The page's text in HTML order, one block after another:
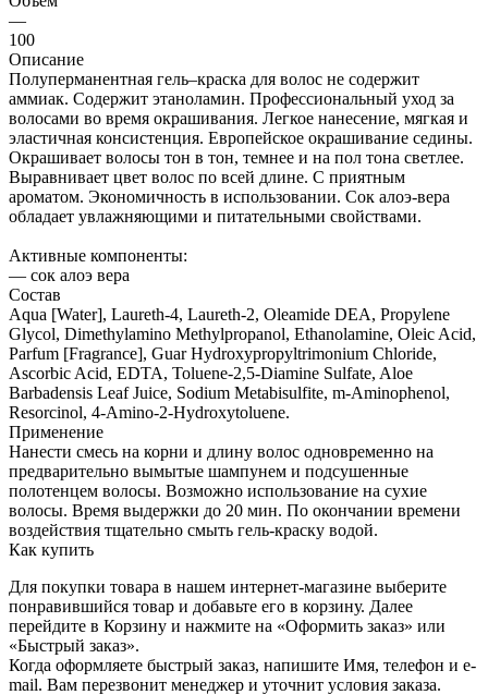
—
100
Описание
Полуперманентная гель–краска для волос не содержит
аммиак. Содержит этаноламин. Профессиональный уход за
волосами во время окрашивания. Легкое нанесение, мягкая и
эластичная консистенция. Европейское окрашивание седины.
Окрашивает волосы тон в тон, темнее и на пол тона светлее.
Выравнивает цвет волос по всей длине. С приятным
ароматом. Экономичность в использовании. Сок алоэ-вера
обладает увлажняющими и питательными свойствами.
Активные компоненты:
— сок алоэ вера
Состав
Aqua [Water], Laureth-4, Laureth-2, Oleamide DEA, Propylene
Glycol, Dimethylamino Methylpropanol, Ethanolamine, Oleic Acid,
Parfum [Fragrance], Guar Hydroxypropyltrimonium Chloride,
Ascorbic Acid, EDTA, Toluene-2,5-Diamine Sulfate, Aloe
Barbadensis Leaf Juice, Sodium Metabisulfite, m-Aminophenol,
Resorcinol, 4-Amino-2-Hydroxytoluene.
Применение
Нанести смесь на корни и длину волос одновременно на
предварительно вымытые шампунем и подсушенные
полотенцем волосы. Возможно использование на сухие
волосы. Время выдержки до 20 мин. По окончании времени
воздействия тщательно смыть гель-краску водой.
Как купить
Для покупки товара в нашем интернет-магазине выберите
понравившийся товар и добавьте его в корзину. Далее
перейдите в Корзину и нажмите на «Оформить заказ» или
«Быстрый заказ».
Когда оформляете быстрый заказ, напишите Имя, телефон и e-
mail. Вам перезвонит менеджер и уточнит условия заказа.